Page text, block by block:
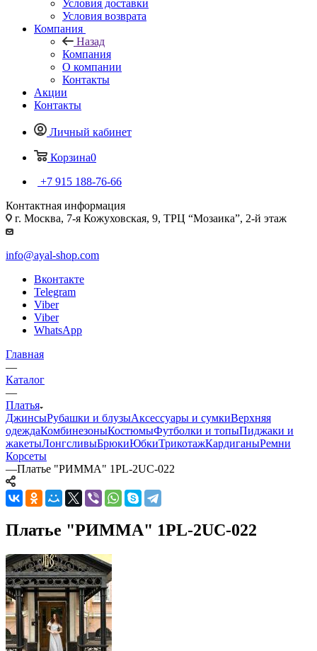
Условия доставки
Условия возврата
Компания
Назад
Компания
О компании
Контакты
Акции
Контакты
Личный кабинет
Корзина0
+7 915 188-76-66
Контактная информация
г. Москва, 7-я Кожуховская, 9, ТРЦ “Мозаика”, 2-й этаж
info@ayal-shop.com
Вконтакте
Telegram
Viber
Viber
WhatsApp
Главная
—
Каталог
—
Платья
ДжинсыРубашки и блузыАксессуары и сумкиВерхняя
одеждаКомбинезоныКостюмыФутболки и топыПиджаки и
жакетыЛонгсливыБрюкиЮбкиТрикотажКардиганыРемни
Корсеты
—Платье "РИММА" 1PL-2UC-022
Платье "РИММА" 1PL-2UC-022